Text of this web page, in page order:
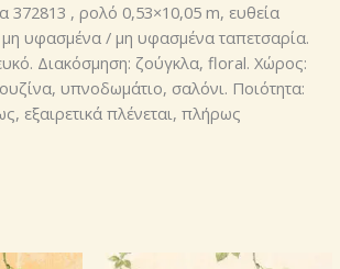
372813 , ρολό 0,53×10,05 m, ευθεία
υφασμένα / μη υφασμένα ταπετσαρία.
Διακόσμηση: ζούγκλα, floral. Χώρος:
υπνοδωμάτιο, σαλόνι. Ποιότητα:
εξαιρετικά πλένεται, πλήρως